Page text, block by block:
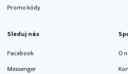
Promo kódy
Sleduj nás
Facebook
Messenger
O